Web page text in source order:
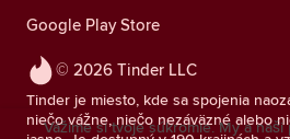
© 2026 Tinder LLC
Tinder je miesto, kde sa spojenia
niečo vážne, niečo nezáväzné alebo
Google Play Store
Vážime si tvoje súkromie. My a